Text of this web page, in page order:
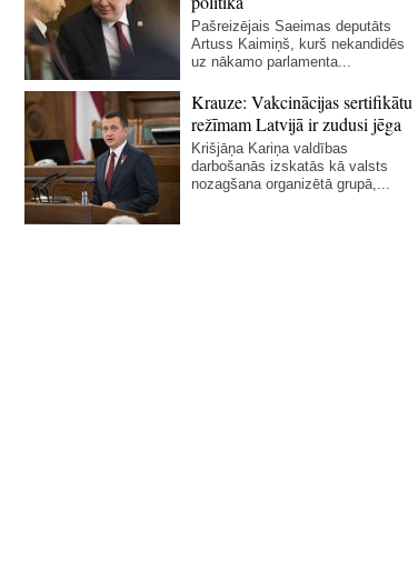
Pašreizējais Saeimas deputāts
Artuss Kaimiņš, kurš nekandidēs
uz nākamo parlamenta...
Krauze: Vakcinācijas sertifikātu
režīmam Latvijā ir zudusi jēga
Krišjāņa Kariņa valdības
darbošanās izskatās kā valsts
nozagšana organizētā grupā,...